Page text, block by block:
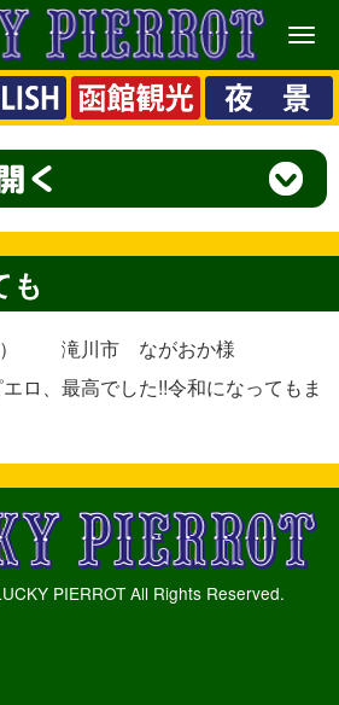
メ
ニ
ュ
ー
も
） 滝川市 ながおか様
ロ、最高でした!!令和になってもま
PIERROT All Rights Reserved.